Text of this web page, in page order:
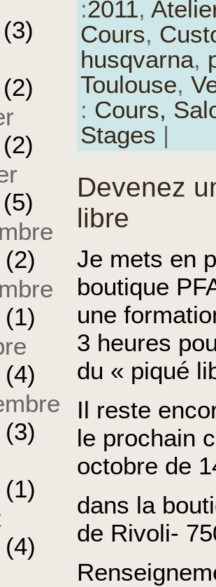
(3)
(2)
(2)
(5)
(2)
(1)
(4)
(3)
(1)
(4)
:2011,
Cours,
husqvarna,
Toulouse,
: Cours,
Stages |
Devenez
libre
Je mets en
boutique
une
3 heures
du « piqué
Il reste
le prochain
octobre de
dans la
de Rivoli-